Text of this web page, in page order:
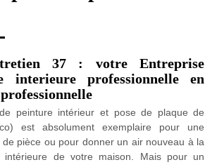
37 : votre Entreprise
interieure professionnelle en
peinture intérieur et pose de plaque de
est absolument exemplaire pour une
de pièce ou pour donner un air nouveau à la
intérieure de votre maison. Mais pour un